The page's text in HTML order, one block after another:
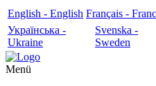
English - English Français -
Українська -
Ukraine
Svenska -
Sweden
Menü